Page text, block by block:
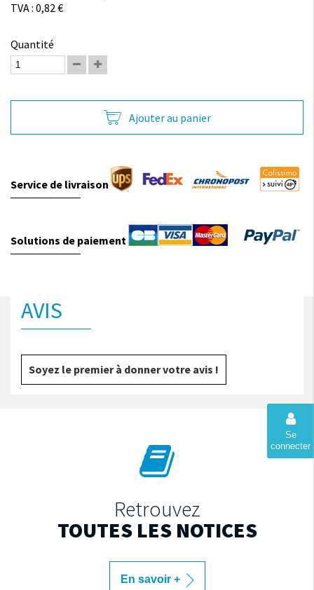
Se
connecter
TVA : 0,82 €
Quantité
Ajouter au panier
Service de livraison
Solutions de paiement
AVIS
Soyez le premier à donner votre avis !
Retrouvez
TOUTES LES NOTICES
En savoir +